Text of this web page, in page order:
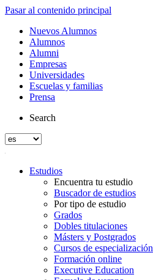
Pasar al contenido principal
Nuevos Alumnos
Alumnos
Alumni
Empresas
Universidades
Escuelas y familias
Prensa
Search
Estudios
Encuentra tu estudio
Buscador de estudios
Por tipo de estudio
Grados
Dobles titulaciones
Másters y Postgrados
Cursos de especialización
Formación online
Executive Education